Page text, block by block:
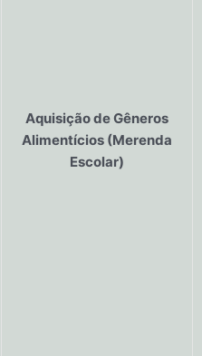
Aquisição de Gêneros
Alimentícios (Merenda
Escolar)